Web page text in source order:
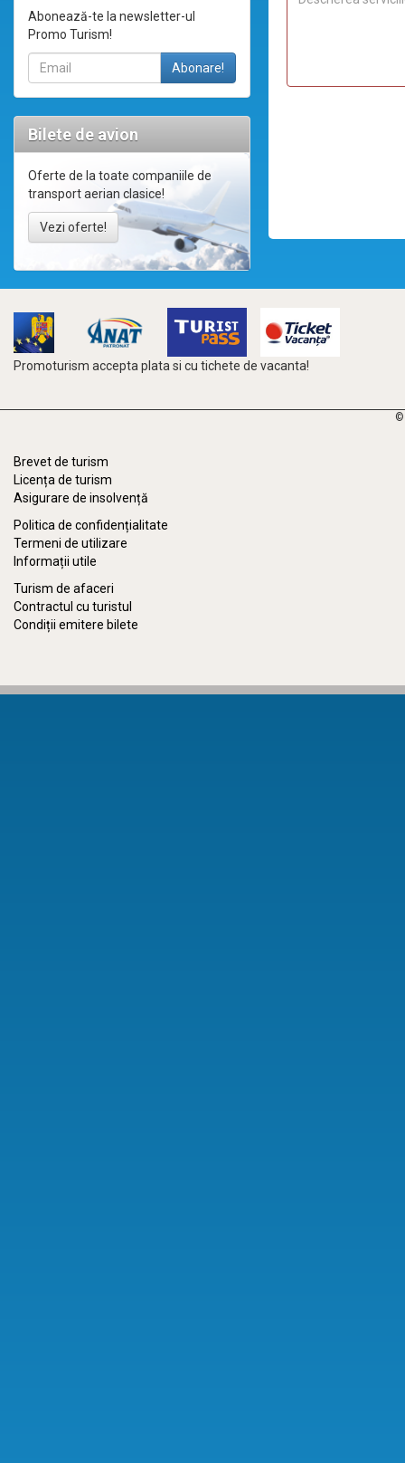
Abonează-te la newsletter-ul
Promo Turism!
Bilete de avion
Oferte de la toate companiile de
transport aerian clasice!
Vezi oferte!
Promoturism accepta plata si cu tichete de vacanta!
©
Brevet de turism
Licența de turism
Asigurare de insolvență
Politica de confidențialitate
Termeni de utilizare
Informații utile
Turism de afaceri
Contractul cu turistul
Condiții emitere bilete